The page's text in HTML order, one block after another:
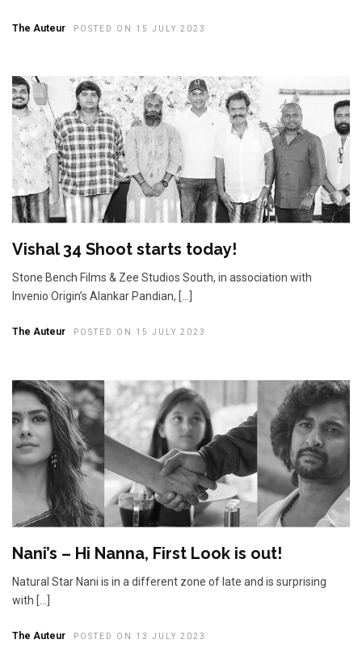
The Auteur POSTED ON 15 JULY 2023
Vishal 34 Shoot starts today!
Stone Bench Films & Zee Studios South, in association with
Invenio Origin’s Alankar Pandian, […]
The Auteur POSTED ON 15 JULY 2023
Nani’s – Hi Nanna, First Look is out!
Natural Star Nani is in a different zone of late and is surprising
with […]
The Auteur POSTED ON 13 JULY 2023